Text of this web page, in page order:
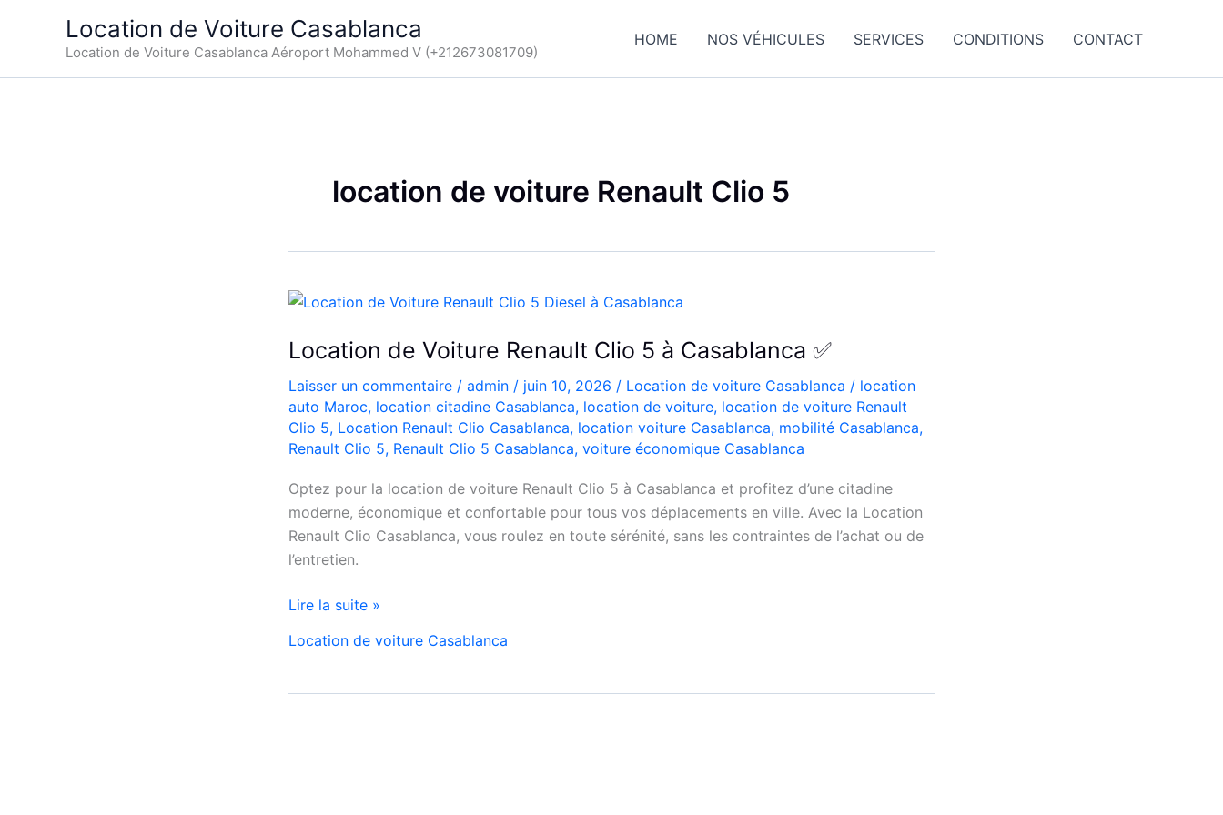
Location de Voiture Casablanca
Location de Voiture Casablanca Aéroport Mohammed V (+212673081709)
HOME NOS VÉHICULES SERVICES CONDITIONS CONTACT
location de voiture Renault Clio 5
Location de Voiture Renault Clio 5 à Casablanca ✅
Laisser un commentaire / admin / juin 10, 2026 / Location de voiture Casablanca / location
auto Maroc, location citadine Casablanca, location de voiture, location de voiture Renault
Clio 5, Location Renault Clio Casablanca, location voiture Casablanca, mobilité Casablanca,
Renault Clio 5, Renault Clio 5 Casablanca, voiture économique Casablanca
Optez pour la location de voiture Renault Clio 5 à Casablanca et profitez d’une citadine
moderne, économique et confortable pour tous vos déplacements en ville. Avec la Location
Renault Clio Casablanca, vous roulez en toute sérénité, sans les contraintes de l’achat ou de
l’entretien.
Location
Voiture
Clio
Lire la suite »
Location de voiture Casablanca